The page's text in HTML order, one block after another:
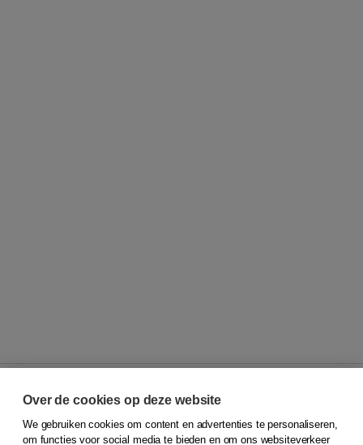
© 2026Koninklijke Boom uitgevers
Over de cookies op deze website
We gebruiken cookies om content en advertenties te personaliseren,
om functies voor social media te bieden en om ons websiteverkeer